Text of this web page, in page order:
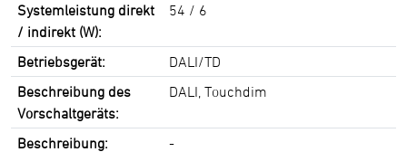
Systemleistung direkt
/ indirekt (W):
54 / 6
Betriebsgerät:
DALI/TD
Beschreibung des
Vorschaltgeräts:
DALI, Touchdim
Beschreibung: -